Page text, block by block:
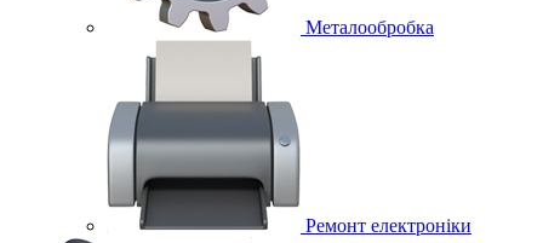
Металообробка
Ремонт електроніки